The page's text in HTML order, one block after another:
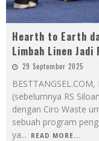
Hearth to Earth
Limbah Linen
29 September 2025
(sebelumnya RS
dengan Ciro Waste
sebuah program
ya... READ MORE...